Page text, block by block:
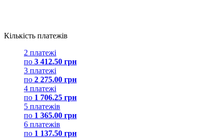
Кількість платежів
2 платежі
по 3 412.50 грн
3 платежі
по 2 275.00 грн
4 платежі
по 1 706.25 грн
5 платежів
по 1 365.00 грн
6 платежів
по 1 137.50 грн